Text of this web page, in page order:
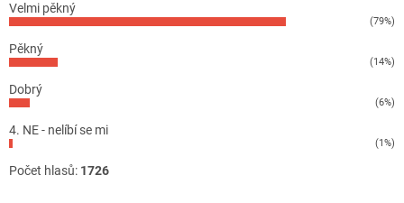
Velmi pěkný
(79%)
Pěkný
(14%)
Dobrý
(6%)
4. NE - nelíbí se mi
(1%)
Počet hlasů: 1726